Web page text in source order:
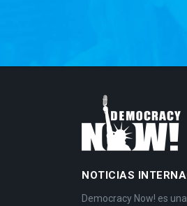
NOTICIAS
Democracy Now! es